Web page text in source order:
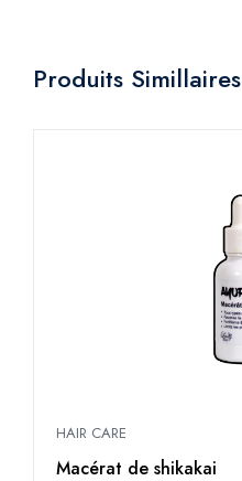
Produits Simillaires
HAIR CARE
Macérat de shikakai